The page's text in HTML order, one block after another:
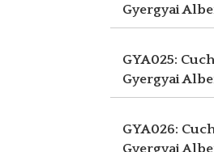
Gyergyai
GYA025:
Gyergyai
GYA026:
Gyergyai